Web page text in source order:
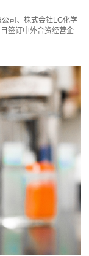
司、株式会社LG化学
签订中外合资经营企